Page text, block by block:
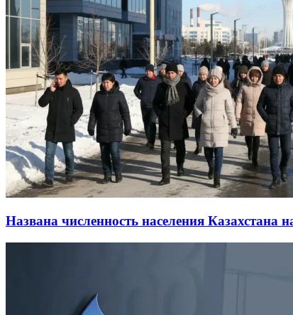
Названа численность населения Казахстана